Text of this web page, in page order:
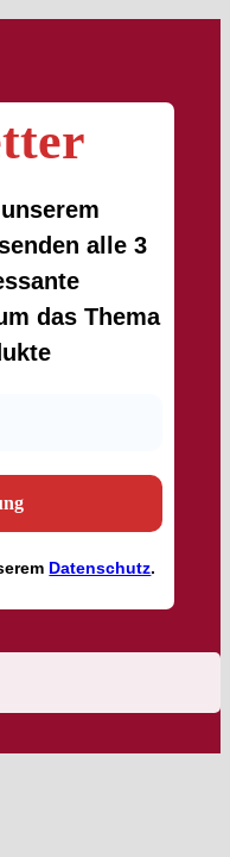
alle 3
das Thema
Datenschutz.